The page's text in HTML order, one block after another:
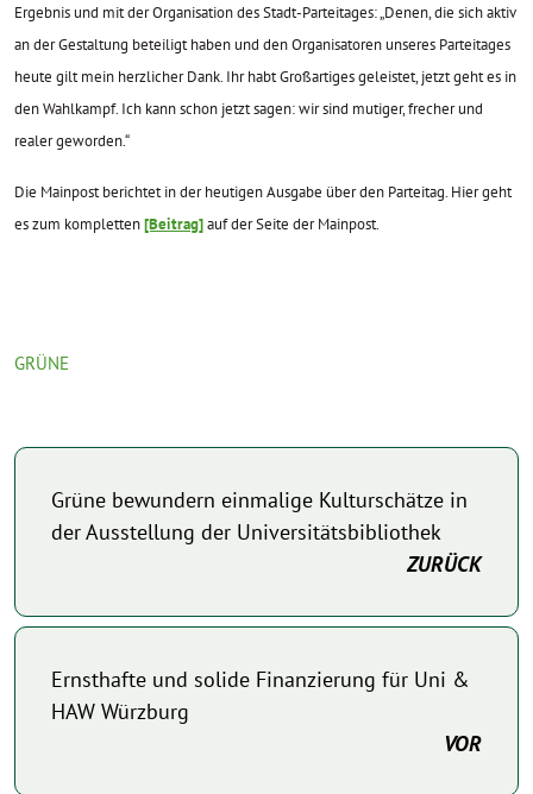
Ergebnis und mit der Organisation des Stadt-Parteitages: „Denen, die sich aktiv
an der Gestaltung beteiligt haben und den Organisatoren unseres Parteitages
heute gilt mein herzlicher Dank. Ihr habt Großartiges geleistet, jetzt geht es in
den Wahlkampf. Ich kann schon jetzt sagen: wir sind mutiger, frecher und
realer geworden.“
Die Mainpost berichtet in der heutigen Ausgabe über den Parteitag. Hier geht
es zum kompletten[Beitrag]auf der Seite der Mainpost.
GRÜNE
Grüne bewundern einmalige Kulturschätze in
der Ausstellung der Universitätsbibliothek
ZURÜCK
Ernsthafte und solide Finanzierung für Uni &
HAW Würzburg
VOR